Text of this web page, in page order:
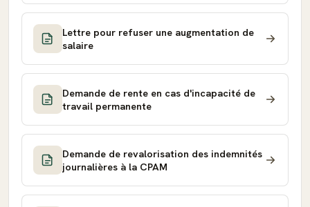
Lettre pour refuser une augmentation de
salaire
Demande de rente en cas d'incapacité de
travail permanente
Demande de revalorisation des indemnités
journalières à la CPAM